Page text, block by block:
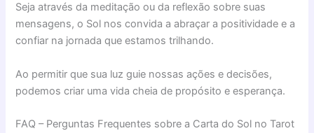
Seja através da meditação ou da reflexão sobre suas
mensagens, o Sol nos convida a abraçar a positividade e a
confiar na jornada que estamos trilhando.
Ao permitir que sua luz guie nossas ações e decisões,
podemos criar uma vida cheia de propósito e esperança.
FAQ – Perguntas Frequentes sobre a Carta do Sol no Tarot